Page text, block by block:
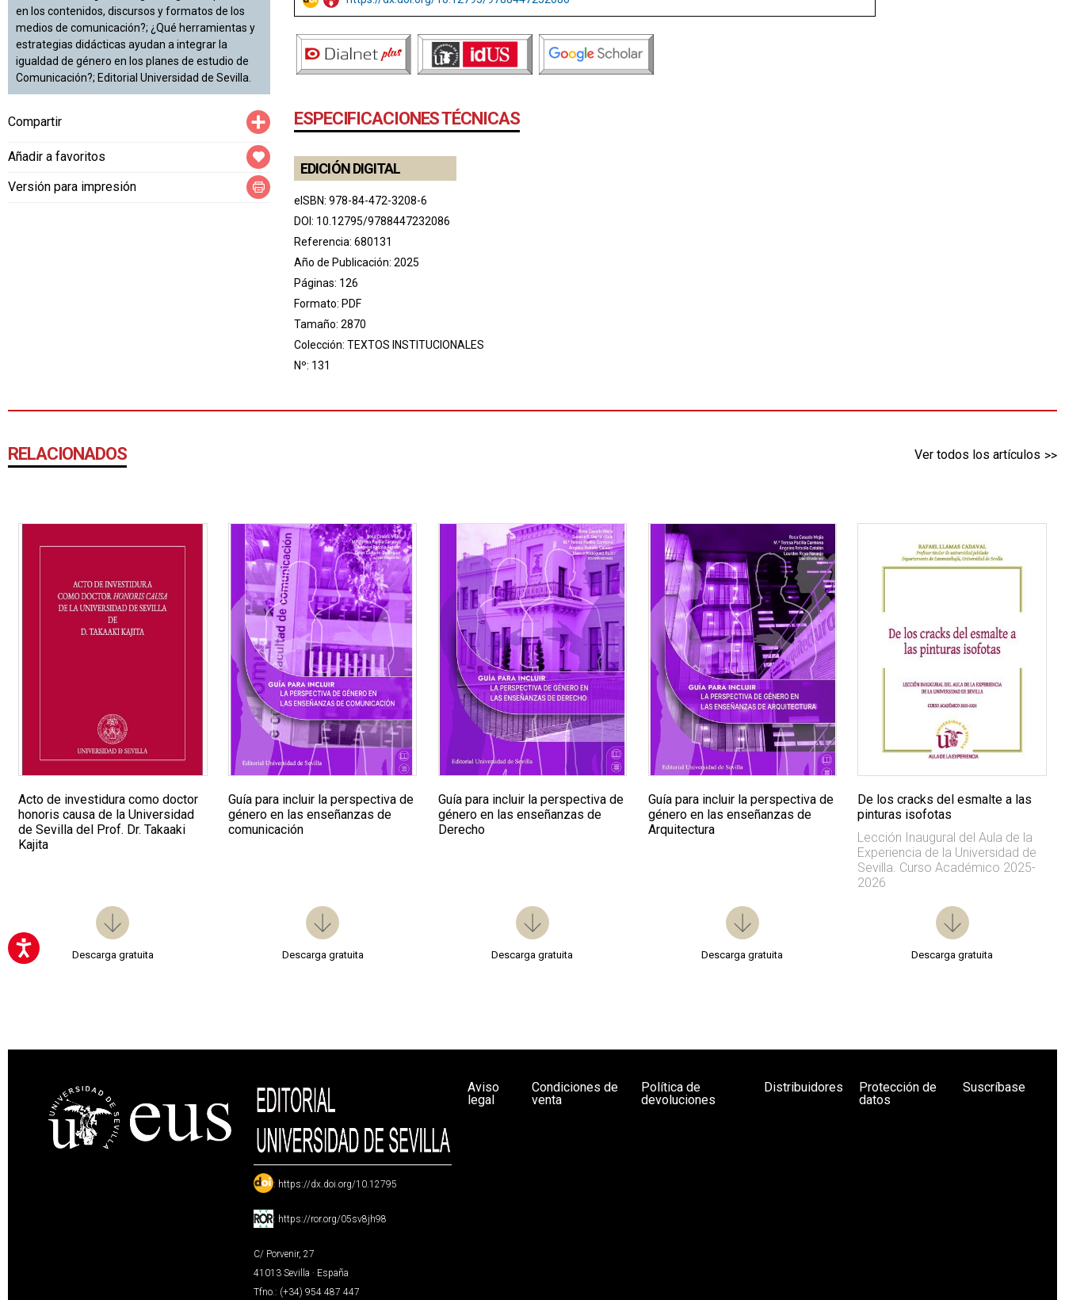
en los contenidos, discursos y formatos de los
medios de comunicación?; ¿Qué herramientas y
estrategias didácticas ayudan a integrar la
igualdad de género en los planes de estudio de
Comunicación?; Editorial Universidad de Sevilla.
Compartir Compartir
Añadir a favoritos
Versión para impresión
ESPECIFICACIONES TÉCNICAS
EDICIÓN DIGITAL
eISBN: 978-84-472-3208-6
DOI: 10.12795/9788447232086
Referencia: 680131
Año de Publicación: 2025
Páginas: 126
Formato: PDF
Tamaño: 2870
Colección: TEXTOS INSTITUCIONALES
Nº: 131
RELACIONADOS Ver todos los artículos
Acto de investidura como doctor
honoris causa de la Universidad
de Sevilla del Prof. Dr. Takaaki
Kajita
Descarga gratuita
Guía para incluir la perspectiva de
género en las enseñanzas de
comunicación
Descarga gratuita
Guía para incluir la perspectiva de
género en las enseñanzas de
Derecho
Descarga gratuita
Guía para incluir la perspectiva de
género en las enseñanzas de
Arquitectura
Descarga gratuita
De los cracks del esmalte a las
pinturas isofotas
Lección Inaugural del Aula de la
Experiencia de la Universidad de
Sevilla. Curso Académico 2025-
2026
Descarga gratuita
: https://dx.doi.org/10.12795
: https://ror.org/05sv8jh98
C/ Porvenir, 27
41013 Sevilla · España
Tfno.: (+34) 954 487 447
Aviso
legal
Condiciones de
venta
Política de
devoluciones
Distribuidores
Protección de
datos
Suscríbase